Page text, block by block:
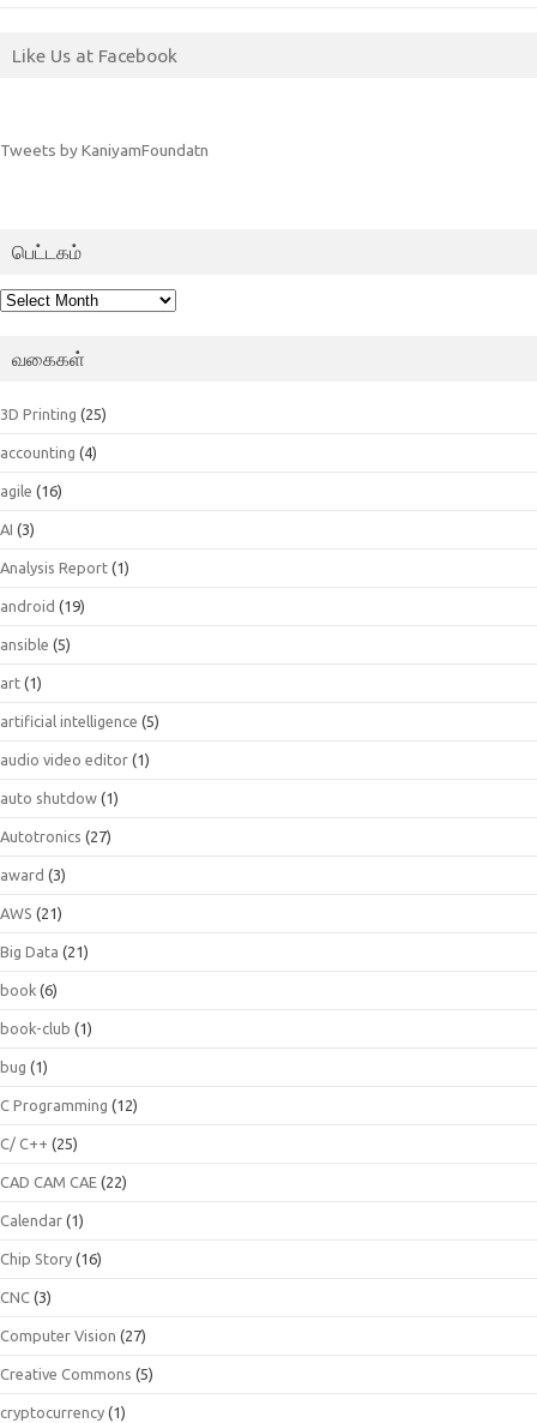
Like Us at Facebook
Tweets by KaniyamFoundatn
பெட்டகம்
பெட்டகம்
வகைகள்
3D Printing (25)
accounting (4)
agile (16)
AI (3)
Analysis Report (1)
android (19)
ansible (5)
art (1)
artificial intelligence (5)
audio video editor (1)
auto shutdow (1)
Autotronics (27)
award (3)
AWS (21)
Big Data (21)
book (6)
book-club (1)
bug (1)
C Programming (12)
C/ C++ (25)
CAD CAM CAE (22)
Calendar (1)
Chip Story (16)
CNC (3)
Computer Vision (27)
Creative Commons (5)
cryptocurrency (1)